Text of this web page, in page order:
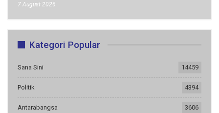
7 August 2026
Kategori Popular
Sana Sini 14459
Politik 4394
Antarabangsa 3606